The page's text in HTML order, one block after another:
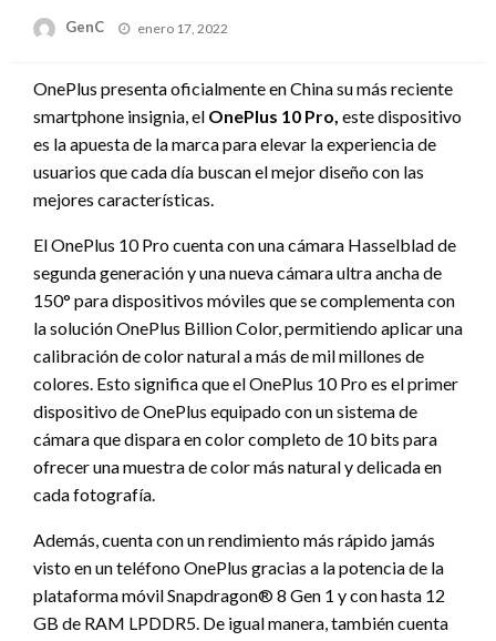
GenC
Publicado
enero 17, 2022
OnePlus presenta oficialmente en China su más reciente
smartphone insignia, el OnePlus 10 Pro, este dispositivo
es la apuesta de la marca para elevar la experiencia de
usuarios que cada día buscan el mejor diseño con las
mejores características.
El OnePlus 10 Pro cuenta con una cámara Hasselblad de
segunda generación y una nueva cámara ultra ancha de
150° para dispositivos móviles que se complementa con
la solución OnePlus Billion Color, permitiendo aplicar una
calibración de color natural a más de mil millones de
colores. Esto significa que el OnePlus 10 Pro es el primer
dispositivo de OnePlus equipado con un sistema de
cámara que dispara en color completo de 10 bits para
ofrecer una muestra de color más natural y delicada en
cada fotografía.
Además, cuenta con un rendimiento más rápido jamás
visto en un teléfono OnePlus gracias a la potencia de la
plataforma móvil Snapdragon® 8 Gen 1 y con hasta 12
GB de RAM LPDDR5. De igual manera, también cuenta